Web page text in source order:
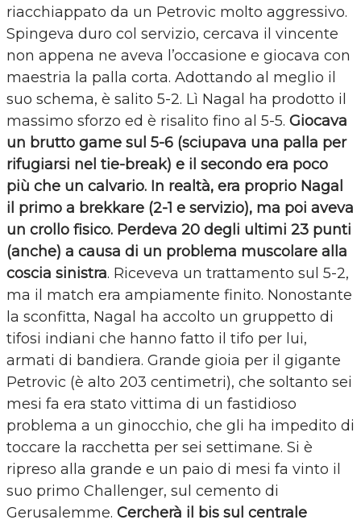
riacchiappato da un Petrovic molto aggressivo.
Spingeva duro col servizio, cercava il vincente
non appena ne aveva l’occasione e giocava con
maestria la palla corta. Adottando al meglio il
suo schema, è salito 5-2. Lì Nagal ha prodotto il
massimo sforzo ed è risalito fino al 5-5. Giocava
un brutto game sul 5-6 (sciupava una palla per
rifugiarsi nel tie-break) e il secondo era poco
più che un calvario. In realtà, era proprio Nagal
il primo a brekkare (2-1 e servizio), ma poi aveva
un crollo fisico. Perdeva 20 degli ultimi 23 punti
(anche) a causa di un problema muscolare alla
coscia sinistra. Riceveva un trattamento sul 5-2,
ma il match era ampiamente finito. Nonostante
la sconfitta, Nagal ha accolto un gruppetto di
tifosi indiani che hanno fatto il tifo per lui,
armati di bandiera. Grande gioia per il gigante
Petrovic (è alto 203 centimetri), che soltanto sei
mesi fa era stato vittima di un fastidioso
problema a un ginocchio, che gli ha impedito di
toccare la racchetta per sei settimane. Si è
ripreso alla grande e un paio di mesi fa vinto il
suo primo Challenger, sul cemento di
Gerusalemme. Cercherà il bis sul centrale